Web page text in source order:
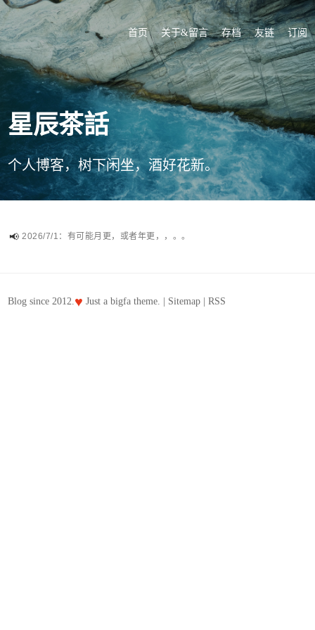
首页 关于&留言 存档 友链 订阅
星辰茶話
个人博客，树下闲坐，酒好花新。
2026/7/1：有可能月更，或者年更，，。。
Blog since 2012.♥ Just abigfa theme. | Sitemap |RSS